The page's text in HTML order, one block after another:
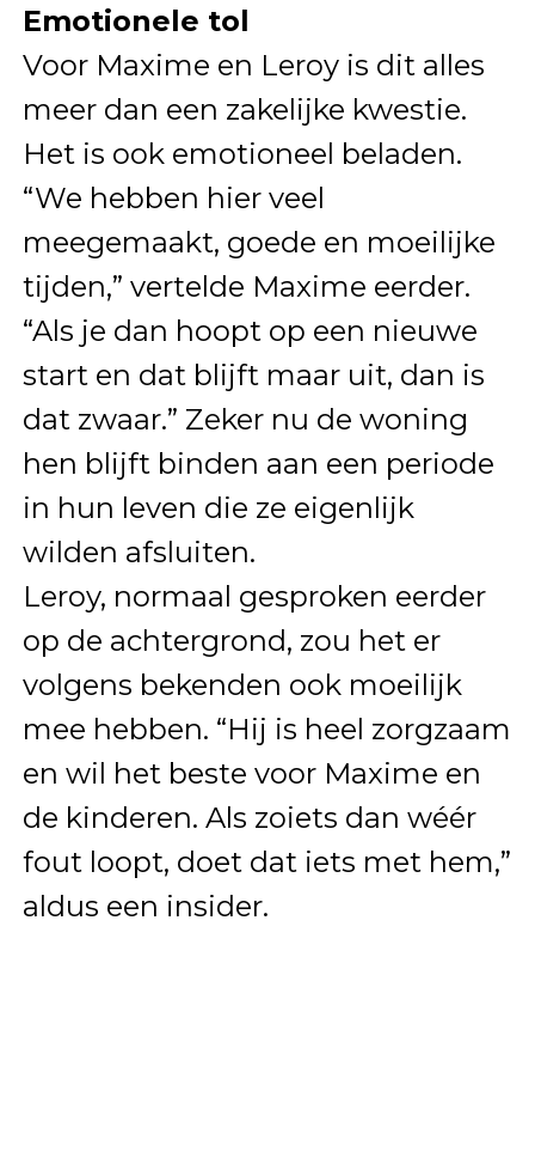
Emotionele tol
Voor Maxime en Leroy is dit alles
meer dan een zakelijke kwestie.
Het is ook emotioneel beladen.
“We hebben hier veel
meegemaakt, goede en moeilijke
tijden,” vertelde Maxime eerder.
“Als je dan hoopt op een nieuwe
start en dat blijft maar uit, dan is
dat zwaar.” Zeker nu de woning
hen blijft binden aan een periode
in hun leven die ze eigenlijk
wilden afsluiten.
Leroy, normaal gesproken eerder
op de achtergrond, zou het er
volgens bekenden ook moeilijk
mee hebben. “Hij is heel zorgzaam
en wil het beste voor Maxime en
de kinderen. Als zoiets dan wéér
fout loopt, doet dat iets met hem,”
aldus een insider.